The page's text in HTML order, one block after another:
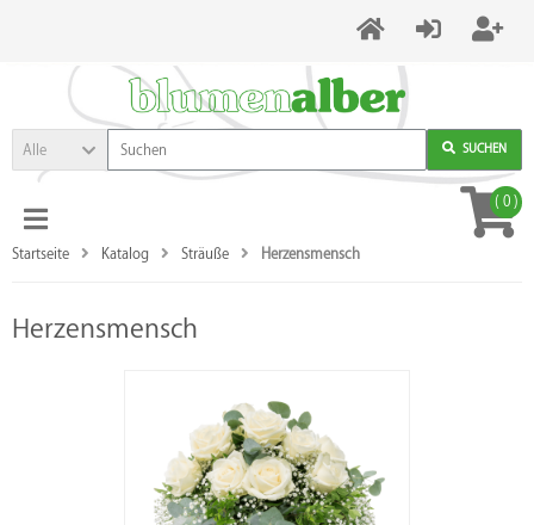
Alle SUCHEN
( 0 )
Startseite Katalog Sträuße Herzensmensch
Herzensmensch